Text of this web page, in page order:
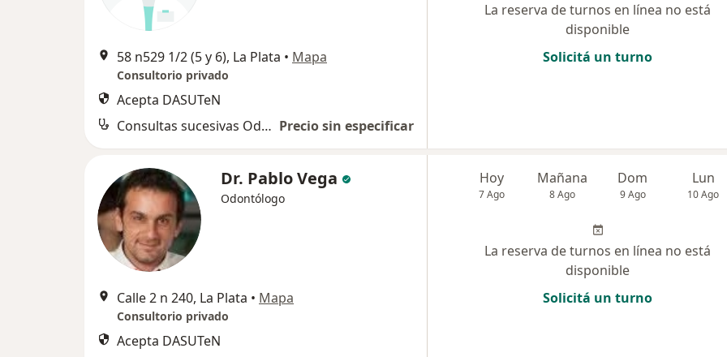
58 n529 1/2 (5 y 6), La Plata • Mapa
Consultorio privado
Acepta DASUTeN
Consultas sucesivas Odontología Precio sin especificar
La reserva de turnos en línea no está
disponible
Solicitá un turno
Dr. Pablo Vega
Odontólogo
Calle 2 n 240, La Plata • Mapa
Consultorio privado
Acepta DASUTeN
Hoy
7 Ago
Mañana
8 Ago
Dom
9 Ago
Lun
10 Ago
La reserva de turnos en línea no está
disponible
Solicitá un turno